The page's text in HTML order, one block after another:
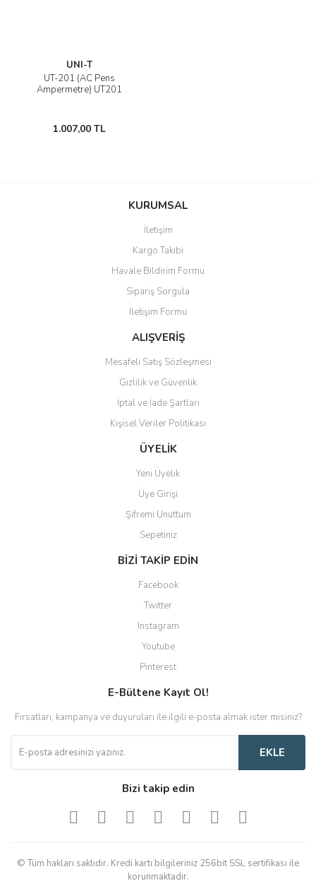
UNI-T
UT-201 (AC Pens
Ampermetre) UT201
1.007,00 TL
KURUMSAL
İletişim
Kargo Takibi
Havale Bildirim Formu
Sipariş Sorgula
İletişim Formu
ALIŞVERİŞ
Mesafeli Satış Sözleşmesi
Gizlilik ve Güvenlik
İptal ve İade Şartları
Kişisel Veriler Politikası
ÜYELİK
Yeni Üyelik
Üye Girişi
Şifremi Unuttum
Sepetiniz
BİZİ TAKİP EDİN
Facebook
Twitter
Instagram
Youtube
Pinterest
E-Bültene Kayıt Ol!
Fırsatları, kampanya ve duyuruları ile ilgili e-posta almak ister misiniz?
EKLE
Bizi takip edin
© Tüm hakları saklıdır. Kredi kartı bilgileriniz 256bit SSL sertifikası ile
korunmaktadır.